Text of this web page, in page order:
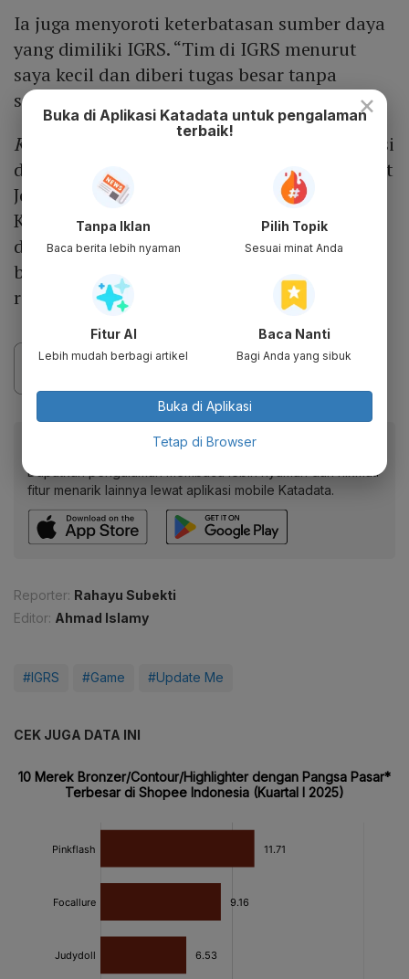
Ia juga menyoroti keterbatasan sumber daya
yang dimiliki IGRS. “Tim di IGRS menurut
saya kecil dan diberi tugas besar tanpa
sumber daya yang memadai,” katanya.
Katadata.co.id
sudah mencoba mengonfirmasi
dugaan kebocoran IGRS ini kepada Direktorat
Jenderal Ekosistem Digital Kementerian
Komdigi namun belum ada jawaban yang
diberikan. Hanya, Kementerian Komdigi
berjanji akan memberikan keterangan
resminya.
Baca artikel ini lewat aplikasi mobile.
Dapatkan pengalaman membaca lebih nyaman dan nikmati
fitur menarik lainnya lewat aplikasi mobile Katadata.
Reporter: Rahayu Subekti
Editor: Ahmad Islamy
#IGRS #Game #Update Me
CEK JUGA DATA INI
×
Buka di Aplikasi Katadata untuk pengalaman
terbaik!
Tanpa Iklan
Baca berita lebih nyaman
Pilih Topik
Sesuai minat Anda
Fitur AI
Lebih mudah berbagi artikel
Baca Nanti
Bagi Anda yang sibuk
Buka di Aplikasi
Tetap di Browser